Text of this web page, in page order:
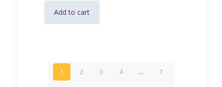
Add to cart
1 2 3 4 …
7